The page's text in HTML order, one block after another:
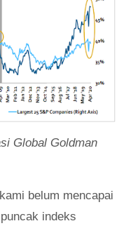
Global Goldman
belum mencapai
indeks